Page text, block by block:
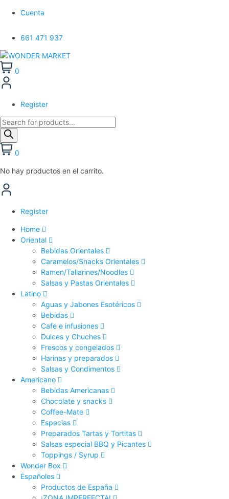
Cuenta
661 471 937
0
Register
0
No hay productos en el carrito.
Register
Home
Oriental
Bebidas Orientales
Caramelos/Snacks Orientales
Ramen/Tallarines/Noodles
Salsas y Pastas Orientales
Latino
Aguas y Jabones Esotéricos
Bebidas
Cafe e infusiones
Dulces y Chuches
Frescos y congelados
Harinas y preparados
Salsas y Condimentos
Americano
Bebidas Americanas
Chocolate y snacks
Coffee-Mate
Especias
Preparados Tartas y Tortitas
Salsas especial BBQ y Picantes
Toppings / Syrup
Wonder Box
Españoles
Productos de España